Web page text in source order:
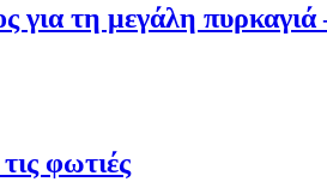
τη μεγάλη
φωτιές